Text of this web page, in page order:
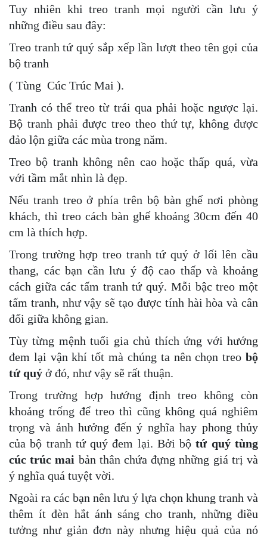
Tuy nhiên khi treo tranh mọi người cần lưu ý
những điều sau đây:
Treo tranh tứ quý sắp xếp lần lượt theo tên gọi của
bộ tranh
( Tùng Cúc Trúc Mai ).
Tranh có thể treo từ trái qua phải hoặc ngược lại.
Bộ tranh phải được treo theo thứ tự, không được
đảo lộn giữa các mùa trong năm.
Treo bộ tranh không nên cao hoặc thấp quá, vừa
với tầm mắt nhìn là đẹp.
Nếu tranh treo ở phía trên bộ bàn ghế nơi phòng
khách, thì treo cách bàn ghế khoảng 30cm đến 40
cm là thích hợp.
Trong trường hợp treo tranh tứ quý ở lối lên cầu
thang, các bạn cần lưu ý độ cao thấp và khoảng
cách giữa các tấm tranh tứ quý. Mỗi bậc treo một
tấm tranh, như vậy sẽ tạo được tính hài hòa và cân
đối giữa không gian.
Tùy từng mệnh tuổi gia chủ thích ứng với hướng
đem lại vận khí tốt mà chúng ta nên chọn treo bộ
tứ quý ở đó, như vậy sẽ rất thuận.
Trong trường hợp hướng định treo không còn
khoảng trống để treo thì cũng không quá nghiêm
trọng và ảnh hưởng đến ý nghĩa hay phong thủy
của bộ tranh tứ quý đem lại. Bởi bộ tứ quý tùng
cúc trúc mai bản thân chứa đựng những giá trị và
ý nghĩa quá tuyệt vời.
Ngoài ra các bạn nên lưu ý lựa chọn khung tranh và
thêm ít đèn hắt ánh sáng cho tranh, những điều
tưởng như giản đơn này nhưng hiệu quả của nó